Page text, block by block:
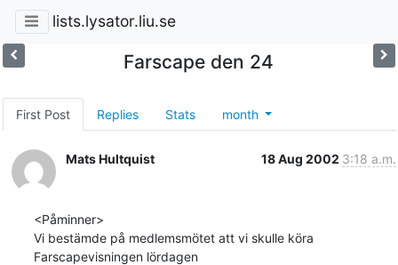
lists.lysator.liu.se
Farscape den 24
First Post Replies Stats month
Mats Hultquist 18 Aug 2002 3:18 a.m.
<Påminner>
Vi bestämde på medlemsmötet att vi skulle köra
Farscapevisningen lördagen